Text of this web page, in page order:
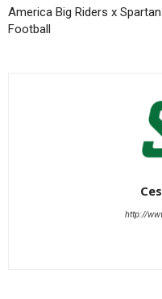
America Big Riders x
Football
http://